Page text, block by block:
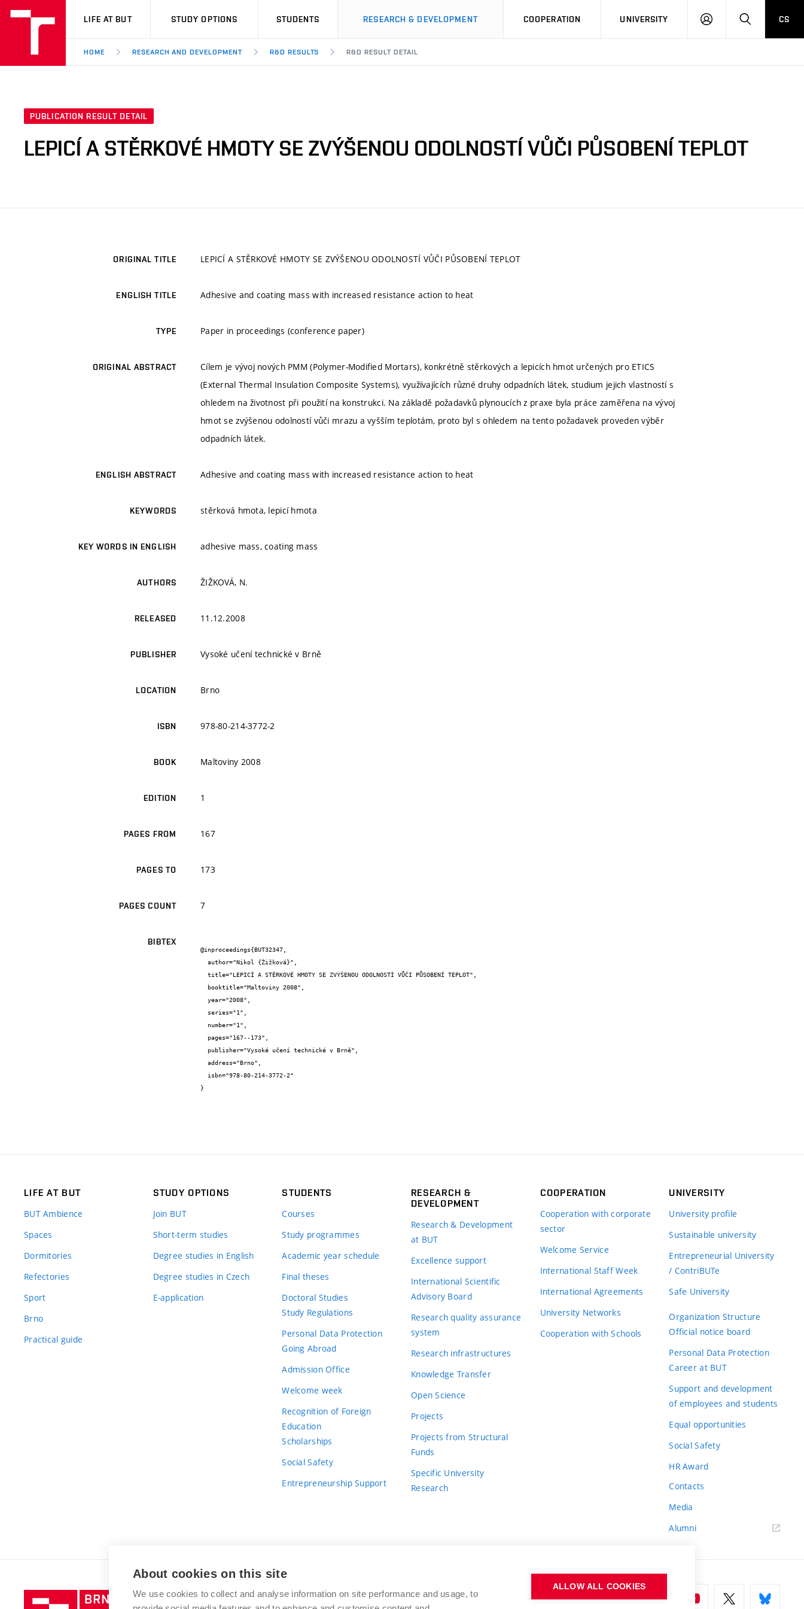
VUT
LIFE AT BUT STUDY OPTIONS STUDENTS RESEARCH & DEVELOPMENT COOPERATION UNIVERSITY
LOG
SEARCHCS
HOME RESEARCH AND DEVELOPMENT R&D RESULTS R&D RESULT DETAIL
PUBLICATION RESULT DETAIL
LEPICÍ A STĚRKOVÉ HMOTY SE ZVÝŠENOU ODOLNOSTÍ VŮČI PŮSOBENÍ TEPLOT
ORIGINAL TITLE LEPICÍ A STĚRKOVÉ HMOTY SE ZVÝŠENOU ODOLNOSTÍ VŮČI PŮSOBENÍ TEPLOT
ENGLISH TITLE Adhesive and coating mass with increased resistance action to heat
TYPE Paper in proceedings (conference paper)
ORIGINAL ABSTRACT
Cílem je vývoj nových PMM (Polymer-Modified Mortars), konkrétně stěrkových a lepicích hmot určených pro ETICS
(External Thermal Insulation Composite Systems), využívajících různé druhy odpadních látek, studium jejich vlastností s
ohledem na životnost při použití na konstrukci. Na základě požadavků plynoucích z praxe byla práce zaměřena na vývoj
hmot se zvýšenou odolností vůči mrazu a vyšším teplotám, proto byl s ohledem na tento požadavek proveden výběr
odpadních látek.
ENGLISH ABSTRACT Adhesive and coating mass with increased resistance action to heat
KEYWORDS stěrková hmota, lepicí hmota
KEY WORDS IN ENGLISH adhesive mass, coating mass
AUTHORS ŽIŽKOVÁ, N.
RELEASED 11.12.2008
PUBLISHER Vysoké učení technické v Brně
LOCATION Brno
ISBN 978-80-214-3772-2
BOOK Maltoviny 2008
EDITION 1
PAGES FROM 167
PAGES TO 173
PAGES COUNT 7
BIBTEX
@inproceedings{BUT32347,
}
LIFE AT BUT
BUT Ambience
Spaces
Dormitories
Refectories
Sport
Brno
Practical guide
STUDY OPTIONS
Join BUT
Short-term studies
Degree studies in English
Degree studies in Czech
E-application
STUDENTS
Courses
Study programmes
Academic year schedule
Final theses
Doctoral Studies
Study Regulations
Personal Data Protection
Going Abroad
Admission Office
Welcome week
Recognition of Foreign
Education
Scholarships
Social Safety
Entrepreneurship Support
RESEARCH &
DEVELOPMENT
Research & Development
at BUT
Excellence support
International Scientific
Advisory Board
Research quality assurance
system
Research infrastructures
Knowledge Transfer
Open Science
Projects
Projects from Structural
Funds
Specific University
Research
COOPERATION
Cooperation with corporate
sector
Welcome Service
International Staff Week
International Agreements
University Networks
Cooperation with Schools
UNIVERSITY
University profile
Sustainable university
Entrepreneurial University
/ ContriBUTe
Safe University
Organization Structure
Official notice board
Personal Data Protection
Career at BUT
Support and development
of employees and students
Equal opportunities
Social Safety
HR Award
Contacts
Media
Alumni
Brno
BRNO UNIVERSITY OF TECHNOLOGY
About cookies on this site
We use cookies to collect and analyse information on site performance and usage, to
ALLOW ALL COOKIES